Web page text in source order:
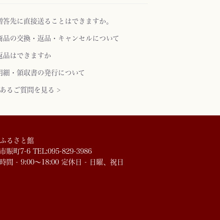
答先に直接送ることはできますか。
品の交換・返品・キャンセルについて
品はできますか
細・領収書の発行について
るご質問を見る >
るさと館
賑町7-6 TEL:095-829-3986
間 - 9:00～18:00 定休日 - 日曜、祝日